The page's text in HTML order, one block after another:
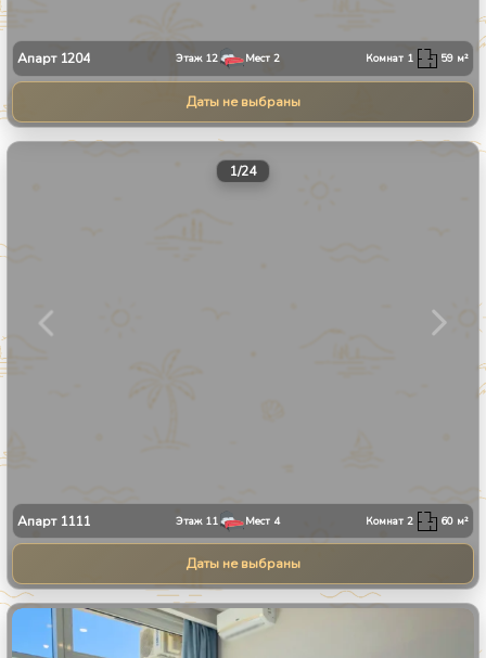
Апарт 1204 Этаж 12 Мест 2 Комнат 1 59 м²
Даты не выбраны
1/24
Апарт 1111 Этаж 11 Мест 4 Комнат2 60 м²
Даты не выбраны
1/8